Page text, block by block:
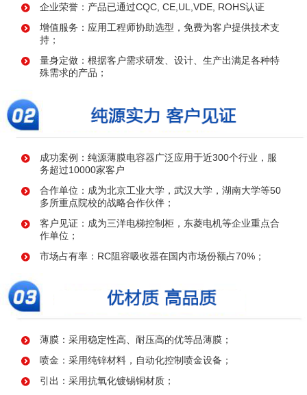
企业荣誉：产品已通过CQC, CE,UL,VDE, ROHS认证
增值服务：应用工程师协助选型，免费为客户提供技术支
持；
量身定做：根据客户需求研发、设计、生产出满足各种特
殊需求的产品；
成功案例：纯源薄膜电容器广泛应用于近300个行业，服
务超过10000家客户
合作单位：成为北京工业大学，武汉大学，湖南大学等50
多所重点院校的战略合作伙伴；
客户见证：成为三洋电梯控制柜，东菱电机等企业重点合
作单位；
市场占有率：RC阻容吸收器在国内市场份额占70%；
薄膜：采用稳定性高、耐压高的优等品薄膜；
喷金：采用纯锌材料，自动化控制喷金设备；
引出：采用抗氧化镀锡铜材质；